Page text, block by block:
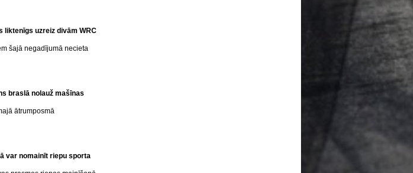
liktenīgs uzreiz divām WRC
šajā negadījumā necieta
braslā nolauž mašīnas
ātrumposmā
var nomainīt riepu sporta